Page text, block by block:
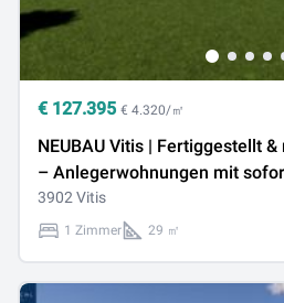
€ 127.395 € 4.320/㎡
NEUBAU Vitis | Fertiggestellt
– Anlegerwohnungen mit
3902 Vitis
1 Zimmer 29 ㎡